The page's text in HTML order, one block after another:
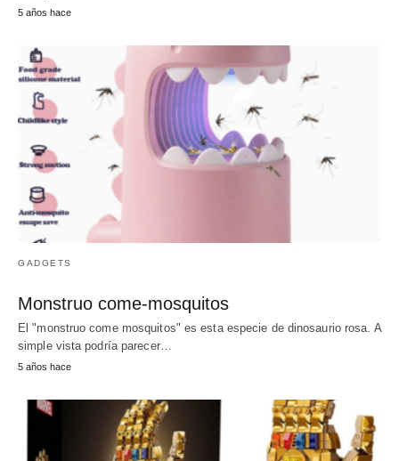
5 años hace
GADGETS
Monstruo come-mosquitos
El "monstruo come mosquitos" es esta especie de dinosaurio rosa. A
simple vista podría parecer…
5 años hace